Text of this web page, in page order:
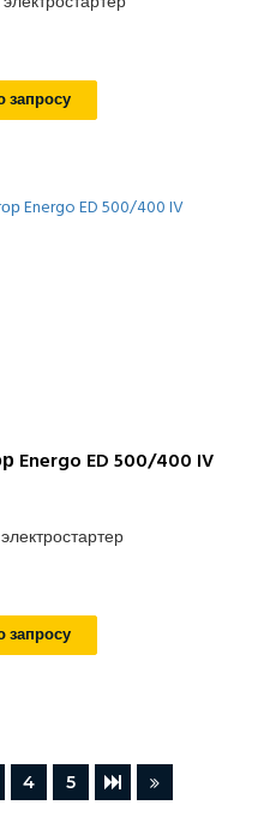
запросу
Energo ED 500/400 IV
запросу
4 5